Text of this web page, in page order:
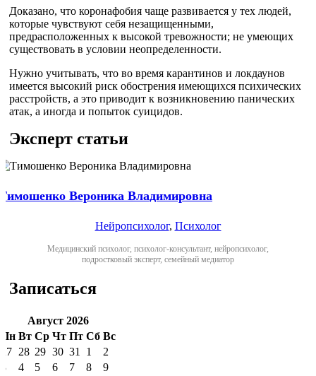
Доказано, что коронафобия чаще развивается у тех людей,
которые чувствуют себя незащищенными,
предрасположенных к высокой тревожности; не умеющих
существовать в условии неопределенности.
Нужно учитывать, что во время карантинов и локдаунов
имеется высокий риск обострения имеющихся психических
расстройств, а это приводит к возникновению панических
атак, а иногда и попыток суицидов.
Эксперт статьи
Вероника Владимировна
Нейропсихолог, Психолог
Медицинский психолог, психолог-консультант, нейропсихолог,
подростковый эксперт, семейный медиатор
Записаться
Август 2026
Пн Вт Ср Чт Пт Сб Вс
27 28 29 30 31 1
2
3
4 5 6 7 8
9